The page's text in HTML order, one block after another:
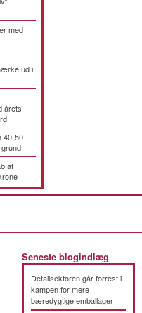
med
ud i
årets
40-50
af
Seneste blogindlæg
Detailsektoren går forrest i
kampen for mere
bæredygtige emballager